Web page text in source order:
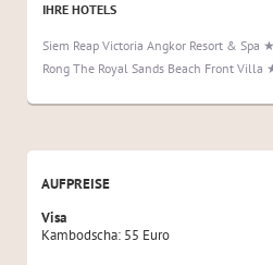
IHRE HOTELS
Siem Reap Victoria Angkor Resort &
Rong The Royal Sands Beach Front
AUFPREISE
Visa
Kambodscha: 55 Euro